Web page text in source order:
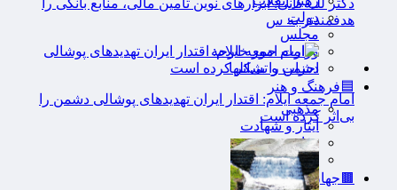
دولت
مجلس
وزارت امور خارجه
احزاب و تشکلها
🟦فرهنگ و هنر
مذهبی
ایثار و شهادت
دفاع مقدس
اربعین
🟫جهان
هدفمندتر به س
امام جمعه ایلام: اقتدار ایران تهدیدهای پوشالی دشمن را
بی‌اثر کرده است